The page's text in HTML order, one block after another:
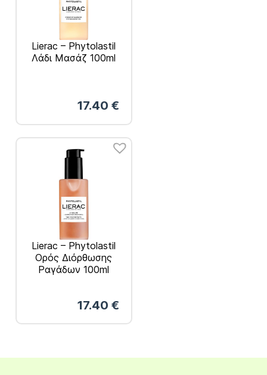
Lierac – Phytolastil
Λάδι Μασάζ 100ml
17.40 €
Lierac – Phytolastil
Ορός Διόρθωσης
Ραγάδων 100ml
17.40 €